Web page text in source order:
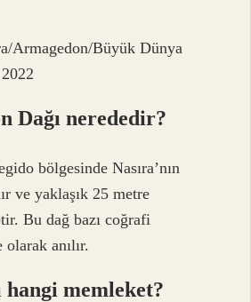
Armagedon/Büyük Dünya
Dağı nerededir?
bölgesinde Nasıra’nın
ve yaklaşık 25 metre
Bu dağ bazı coğrafi
anılır.
hangi memleket?